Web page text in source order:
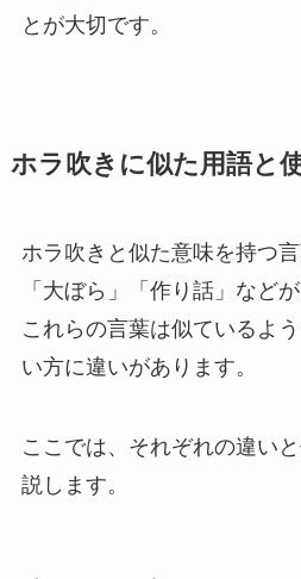
とが大切です。
ホラ吹きに似た用語と
ホラ吹きと似た意味を持つ
「大ぼら」「作り話」などが
これらの言葉は似ているよ
い方に違いがあります。
ここでは、それぞれの違い
説します。